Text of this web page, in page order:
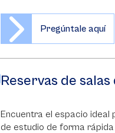
Pregúntale aquí
Reservas de
Encuentra el espacio ideal
de estudio de forma rápida